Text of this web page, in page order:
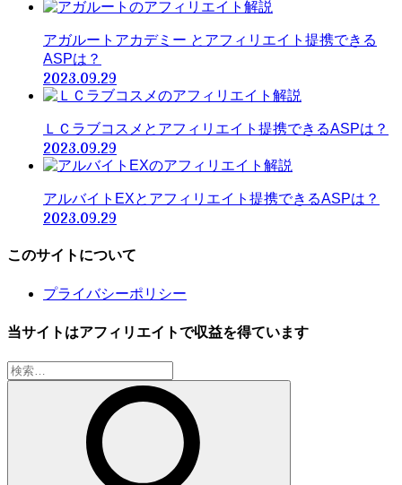
アガルートアカデミー とアフィリエイト提携できる
ASPは？
2023.09.29
ＬＣラブコスメとアフィリエイト提携できるASPは？
2023.09.29
アルバイトEXとアフィリエイト提携できるASPは？
2023.09.29
このサイトについて
プライバシーポリシー
当サイトはアフィリエイトで収益を得ています
検
索: